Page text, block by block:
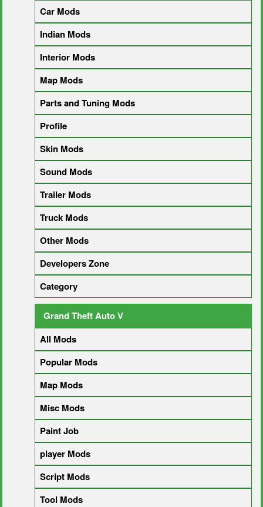
Car Mods
Indian Mods
Interior Mods
Map Mods
Parts and Tuning Mods
Profile
Skin Mods
Sound Mods
Trailer Mods
Truck Mods
Other Mods
Developers Zone
Category
Grand Theft Auto V
All Mods
Popular Mods
Map Mods
Misc Mods
Paint Job
player Mods
Script Mods
Tool Mods